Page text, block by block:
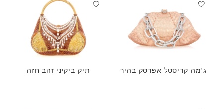
ג'מה קריסטל אפרסק בהיר תיק ביקיני זהב חזה